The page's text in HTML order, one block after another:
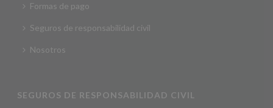
Formas de pago
Seguros de responsabilidad civil
Nosotros
SEGUROS DE RESPONSABILIDAD CIVIL